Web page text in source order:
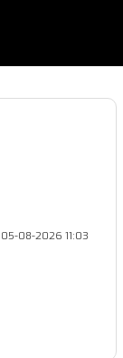
01-08-2026 14:45
zeer goede